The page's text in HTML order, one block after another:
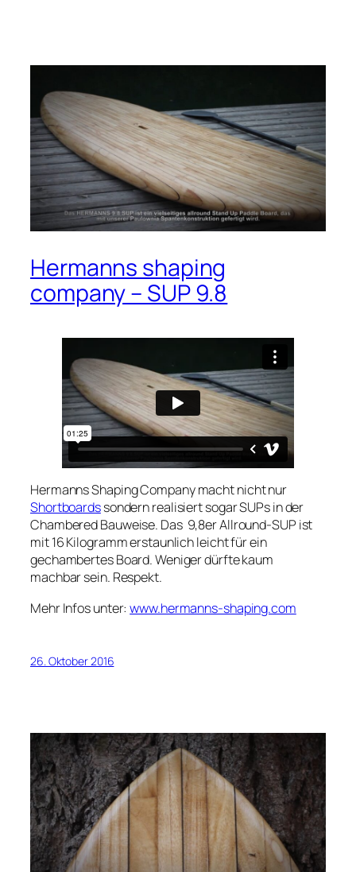
Hermanns shaping
company – SUP 9.8
Hermanns Shaping Companymacht nicht nur
Shortboardssondern realisiert sogar SUPs in der
ChamberedBauweise. Das 9,8er Allround-SUP ist
mit 16 Kilogramm erstaunlich leicht für ein
gechambertes Board. Weniger dürfte kaum
machbar sein. Respekt.
Mehr Infos unter:www.hermanns-shaping.com
26. Oktober 2016